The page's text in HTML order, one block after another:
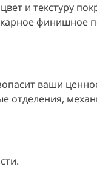
и текстуру
финишное
ваши
отделения,